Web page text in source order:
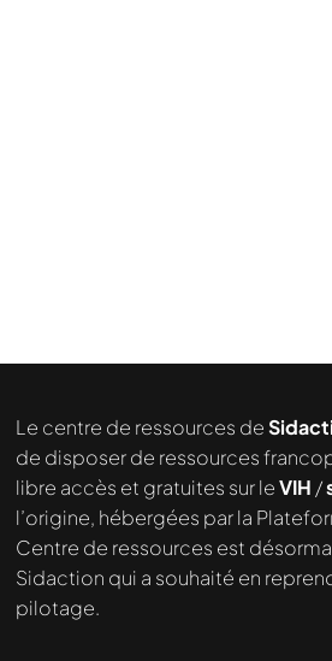
Le centre de ressources de
de disposer de ressources
libre accès et gratuites sur leVIH /
l’origine, hébergées par la
Centre de ressources est
Sidaction qui a souhaité en
pilotage.